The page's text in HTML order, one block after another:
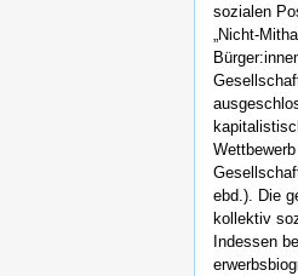
sozialen
„Nicht-
ebd.). Die
kollektiv
Indessen